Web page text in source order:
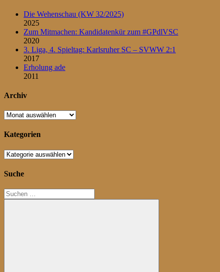
Die Wehenschau (KW 32/2025)
2025
Zum Mitmachen: Kandidatenkür zum #GPdlVSC
2020
3. Liga, 4. Spieltag: Karlsruher SC – SVWW 2:1
2017
Erholung ade
2011
Archiv
Archiv
Kategorien
Kategorien
Suche
Suchen
nach: